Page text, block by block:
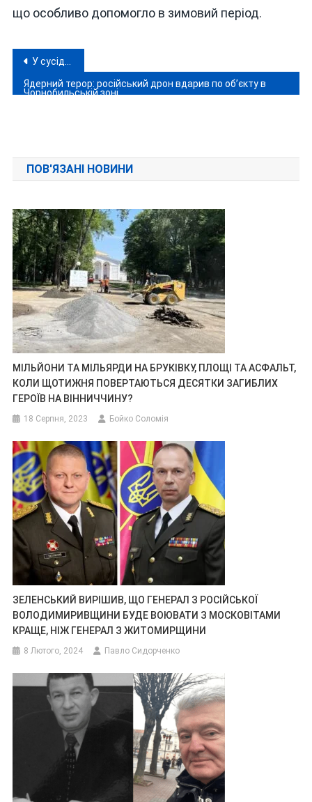
що особливо допомогло в зимовий період.
Навігація
записів
У сусідній з Вінниччиною області 17-річну дівчину підозрюють в отруєнні військового на замовлення з рф
Ядерний терор: російський дрон вдарив по об’єкту в
Чорнобильській зоні
ПОВ'ЯЗАНІ НОВИНИ
МІЛЬЙОНИ ТА МІЛЬЯРДИ НА БРУКІВКУ, ПЛОЩІ ТА АСФАЛЬТ,
КОЛИ ЩОТИЖНЯ ПОВЕРТАЮТЬСЯ ДЕСЯТКИ ЗАГИБЛИХ
ГЕРОЇВ НА ВІННИЧЧИНУ?
18 Серпня, 2023 Бойко Соломія
ЗЕЛЕНСЬКИЙ ВИРІШИВ, ЩО ГЕНЕРАЛ З РОСІЙСЬКОЇ
ВОЛОДИМИРИВЩИНИ БУДЕ ВОЮВАТИ З МОСКОВІТАМИ
КРАЩЕ, НІЖ ГЕНЕРАЛ З ЖИТОМИРЩИНИ
8 Лютого, 2024 Павло Сидорченко